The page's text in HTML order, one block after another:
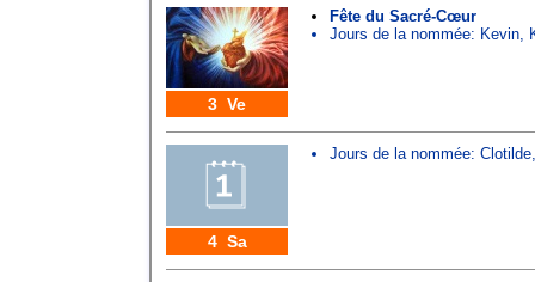
3 Ve
Fête du Sacré-Cœur
Jours de la nommée: Kevin,
4 Sa
Jours de la nommée: Clotilde